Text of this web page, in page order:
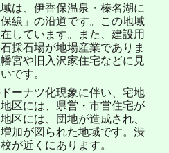
は、伊香保温泉・榛名湖に
線」の沿道です。この地域
しています。また、建設用
採石場が地場産業でありま
宮や旧入沢家住宅などに見
です。
ーナツ化現象に伴い、宅地
区には、県営・市営住宅が
区には、団地が造成され、
加が図られた地域です。渋
が近くにあります。